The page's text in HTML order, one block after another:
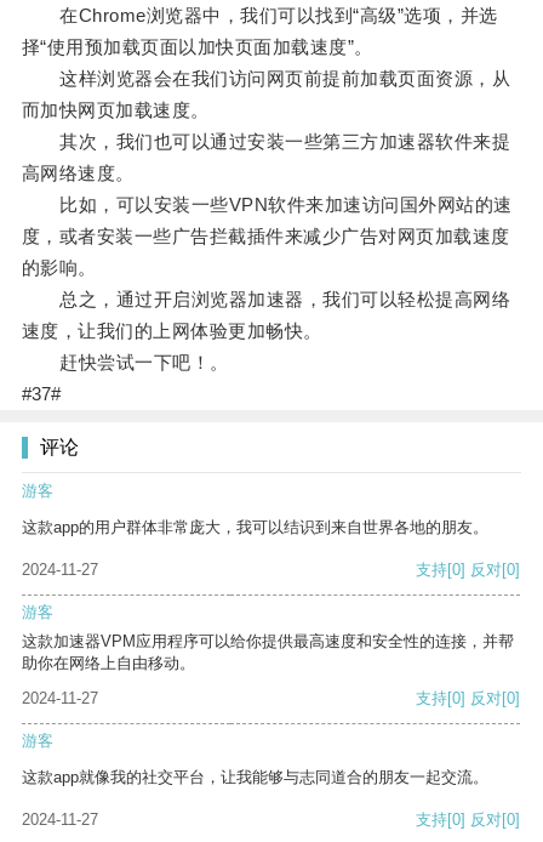
在Chrome浏览器中，我们可以找到“高级”选项，并选
择“使用预加载页面以加快页面加载速度”。
这样浏览器会在我们访问网页前提前加载页面资源，从
而加快网页加载速度。
其次，我们也可以通过安装一些第三方加速器软件来提
高网络速度。
比如，可以安装一些VPN软件来加速访问国外网站的速
度，或者安装一些广告拦截插件来减少广告对网页加载速度
的影响。
总之，通过开启浏览器加速器，我们可以轻松提高网络
速度，让我们的上网体验更加畅快。
赶快尝试一下吧！。
#37#
评论
游客
这款app的用户群体非常庞大，我可以结识到来自世界各地的朋友。
2024-11-27 支持[0] 反对[0]
游客
这款加速器VPM应用程序可以给你提供最高速度和安全性的连接，并帮
助你在网络上自由移动。
2024-11-27
支持[0] 反对[0]
游客
这款app就像我的社交平台，让我能够与志同道合的朋友一起交流。
2024-11-27 支持[0] 反对[0]